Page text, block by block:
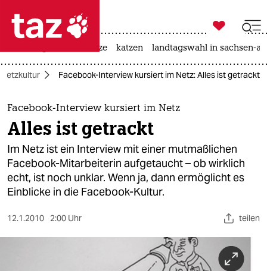
 taz zahl ich
taz zahl ich
themen
politik
öko
gesellschaft
kultur
sport

taz zahl ich
hitze katzen landtagswahl in sachsen-
Netzkultur Facebook-Interview kursiert im Netz: Alles ist getrackt
Facebook-Interview kursiert im Netz
Alles ist getrackt
Im Netz ist ein Interview mit einer mutmaßlichen
Facebook-Mitarbeiterin aufgetaucht – ob wirklich
echt, ist noch unklar. Wenn ja, dann ermöglicht es
Einblicke in die Facebook-Kultur.
12.1.2010 2:00 Uhr teilen